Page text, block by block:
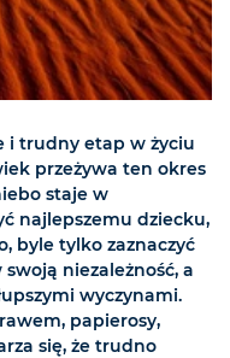
i trudny etap w życiu
przeżywa ten okres
staje w
najlepszemu dziecku,
byle tylko zaznaczyć
niezależność, a
wyczynami.
papierosy,
się, że trudno